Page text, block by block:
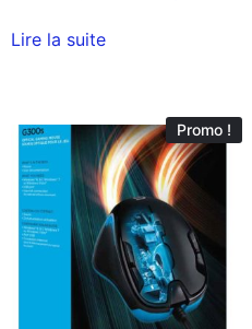
Lire la suite
Promo !